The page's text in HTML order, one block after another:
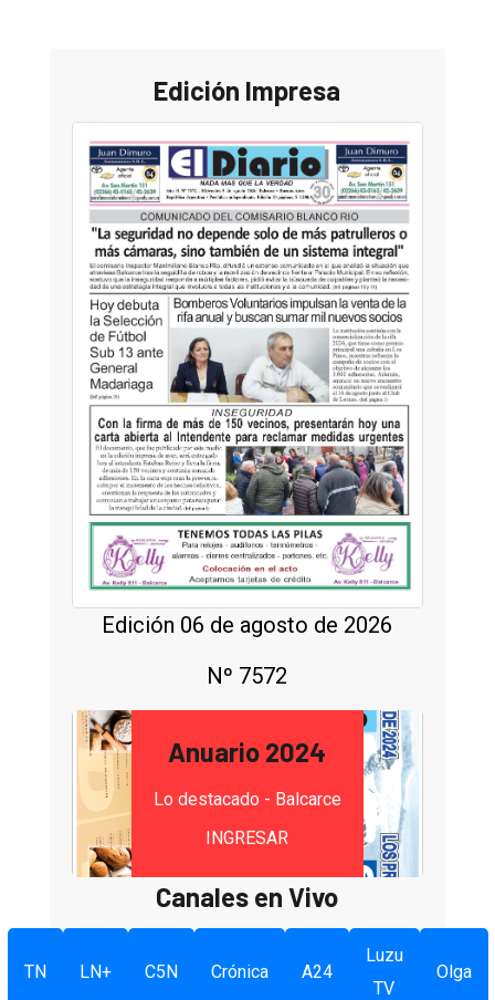
Edición Impresa
Edición 06 de agosto de 2026
Nº 7572
Anuario 2024
Lo destacado - Balcarce
INGRESAR
Canales en Vivo
TN LN+ C5N Crónica A24
Luzu
TV
Olga